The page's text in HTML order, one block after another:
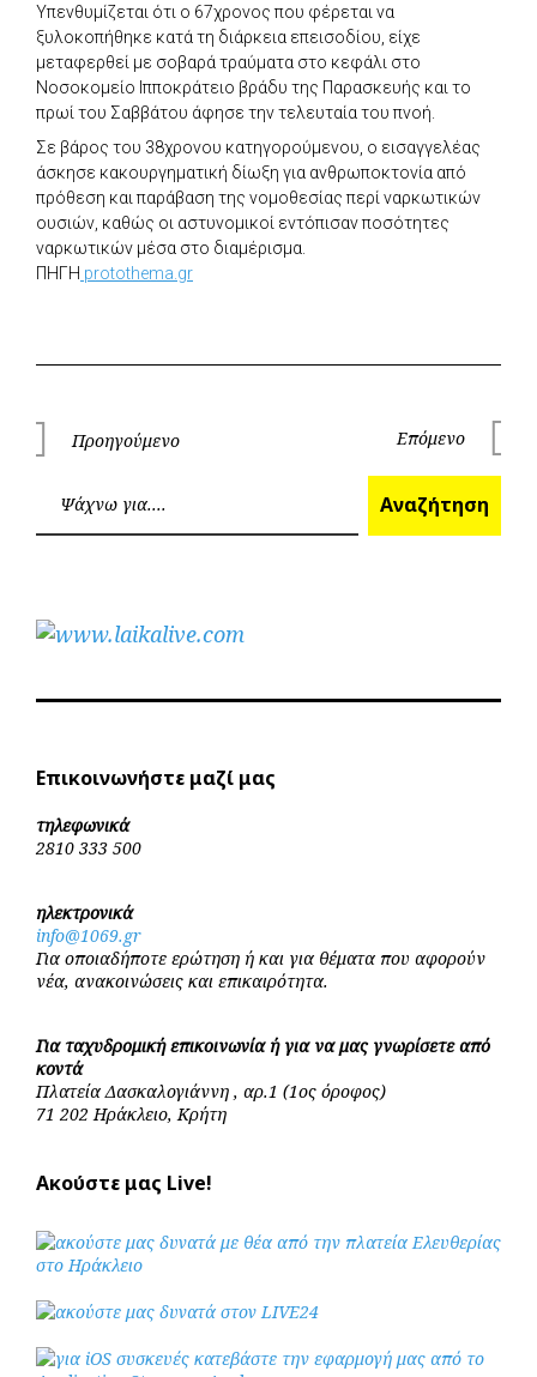
Υπενθυμίζεται ότι ο 67χρονος που φέρεται να
ξυλοκοπήθηκε κατά τη διάρκεια επεισοδίου, είχε
μεταφερθεί με σοβαρά τραύματα στο κεφάλι στο
Νοσοκομείο Ιπποκράτειο βράδυ της Παρασκευής και το
πρωί του Σαββάτου άφησε την τελευταία του πνοή.
Σε βάρος του 38χρονου κατηγορούμενου, ο εισαγγελέας
άσκησε κακουργηματική δίωξη για ανθρωποκτονία από
πρόθεση και παράβαση της νομοθεσίας περί ναρκωτικών
ουσιών, καθώς οι αστυνομικοί εντόπισαν ποσότητες
ναρκωτικών μέσα στο διαμέρισμα.
ΠΗΓΗ protothema.gr
Πλοήγηση
άρθρων
Προηγούμενο Επόμενο
Αναζήτηση
Επικοινωνήστε μαζί μας
τηλεφωνικά
2810 333 500
ηλεκτρονικά
info@1069.gr
Για οποιαδήποτε ερώτηση ή και για θέματα που αφορούν
νέα, ανακοινώσεις και επικαιρότητα.
Για ταχυδρομική επικοινωνία ή για να μας γνωρίσετε από
κοντά
Πλατεία Δασκαλογιάννη , αρ.1 (1ος όροφος)
71 202 Ηράκλειο, Κρήτη
Ακούστε μας Live!